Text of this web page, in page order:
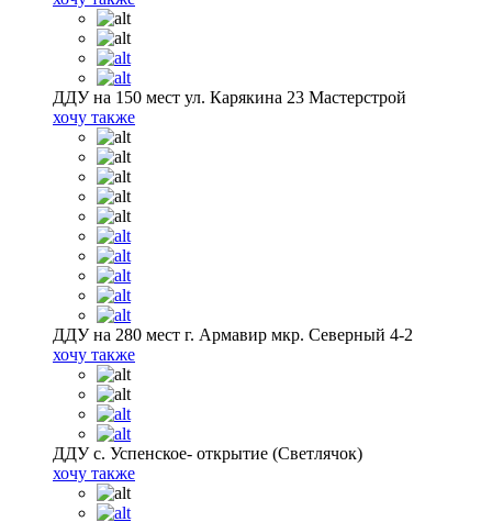
ДДУ на 150 мест ул. Карякина 23 Мастерстрой
хочу также
ДДУ на 280 мест г. Армавир мкр. Северный 4-2
хочу также
ДДУ с. Успенское- открытие (Светлячок)
хочу также